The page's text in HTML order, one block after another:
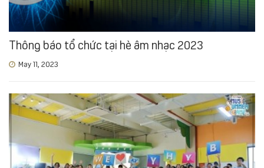
Thông báo tổ chức tại hè âm nhạc 2023
May 11, 2023